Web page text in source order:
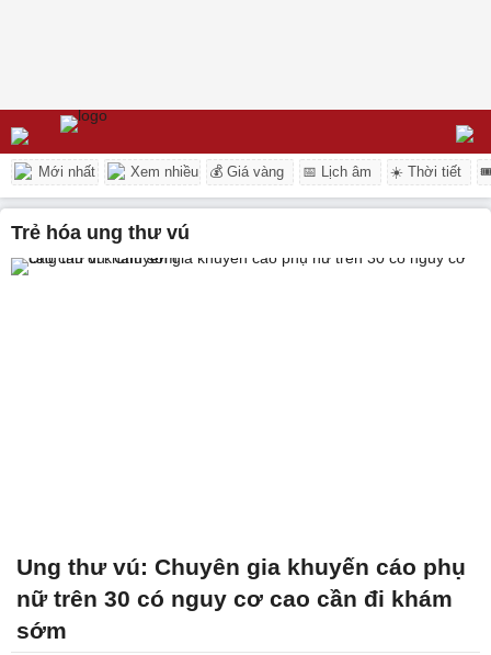
Mới nhất Xem nhiều 💰 Giá vàng 📅 Lịch âm ☀️ Thời tiết
trẻ hóa ung thư vú
Ung thư vú: Chuyên gia khuyến cáo phụ
nữ trên 30 có nguy cơ cao cần đi khám
sớm